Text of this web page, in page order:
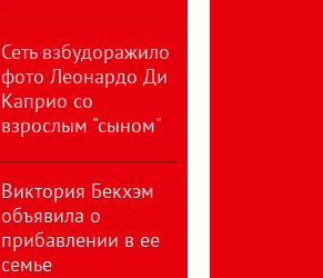
Сеть взбудоражило
фото Леонардо Ди
Каприо со
взрослым "сыном"
Виктория Бекхэм
объявила о
прибавлении в ее
семье